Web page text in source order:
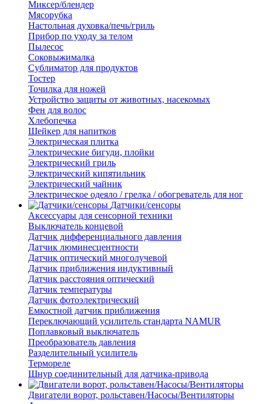
Миксер/блендер
Мясорубка
Настольная духовка/печь/гриль
Прибор по уходу за телом
Пылесос
Соковыжималка
Сублиматор для продуктов
Тостер
Точилка для ножей
Устройство защиты от животных, насекомых
Фен для волос
Хлебопечка
Шейкер для напитков
Электрическая плитка
Электрические бигуди, плойки
Электрический гриль
Электрический кипятильник
Электрический чайник
Электрическое одеяло / грелка / обогреватель для ног
Датчики/сенсоры
Аксессуары для сенсорной техники
Выключатель концевой
Датчик дифференциального давления
Датчик люминесцентности
Датчик оптический многолучевой
Датчик приближения индуктивный
Датчик расстояния оптический
Датчик температуры
Датчик фотоэлектрический
Емкостной датчик приближения
Переключающий усилитель стандарта NAMUR
Поплавковый выключатель
Преобразователь давления
Разделительный усилитель
Термореле
Шнур соединительный для датчика-привода
Двигатели ворот, рольставен/Насосы/Вентиляторы